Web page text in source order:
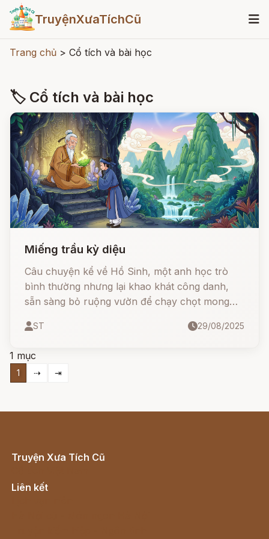
TruyệnXưaTíchCũ
Trang chủ > Cổ tích và bài học
🏷 Cổ tích và bài học
Miếng trầu kỳ diệu
Câu chuyện kể về Hồ Sinh, một anh học trò
bình thường nhưng lại khao khát công danh,
sẵn sàng bỏ ruộng vườn để chạy chọt mong
trên núi, hắn nhanh chóng đạt được chức tước,
ST 29/08/2025
1 mục
1 ⇢ ⇥
Truyện Xưa Tích Cũ
Liên kết